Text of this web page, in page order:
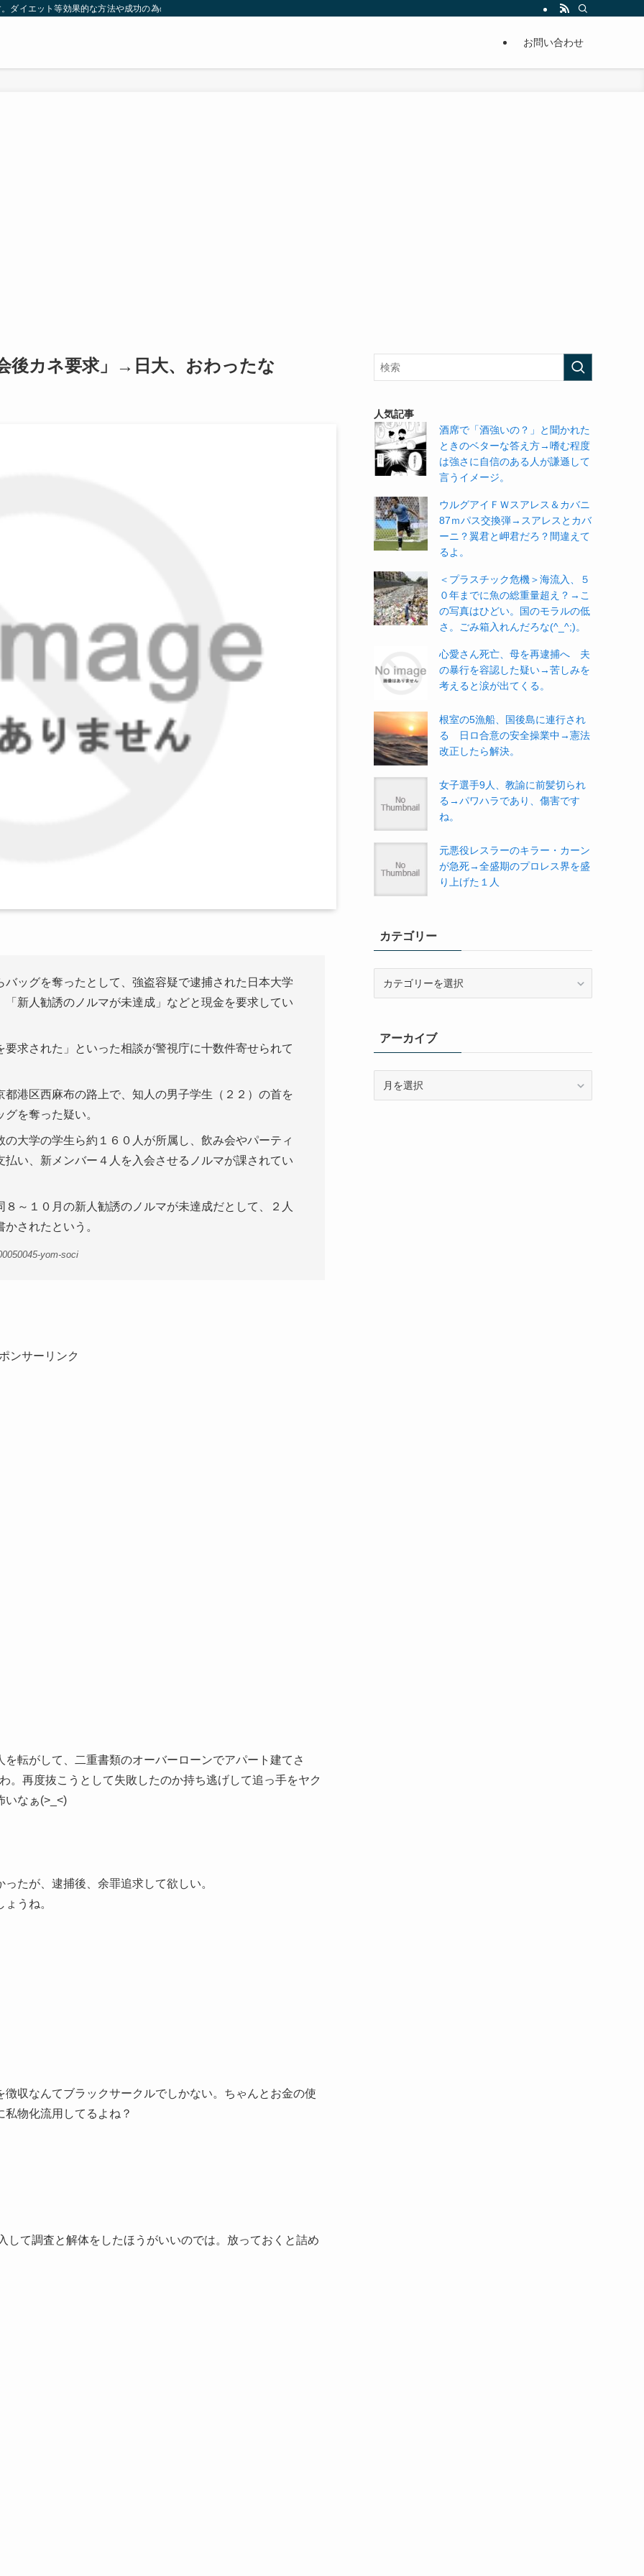
ダイエット等効果的な方法や成功の為の秘訣等。太ったり悩んでいる方々が簡単に痩せることが出来るように分かりやすくまとめています。
お問い合わせ
後カネ要求」→日大、おわったな
ッグを奪ったとして、強盗容疑で逮捕された日本大学
新人勧誘のノルマが未達成」などと現金を要求してい
求された」といった相談が警視庁に十数件寄せられて
港区西麻布の路上で、知人の男子学生（２２）の首を
を奪った疑い。
大学の学生ら約１６０人が所属し、飲み会やパーティ
い、新メンバー４人を入会させるノルマが課されてい
～１０月の新人勧誘のノルマが未達成だとして、２人
されたという。
yom-soci
ンサーリンク
転がして、二重書類のオーバーローンでアパート建てさ
。再度抜こうとして失敗したのか持ち逃げして追っ手をヤク
いなぁ(>_<)
たが、逮捕後、余罪追求して欲しい。
うね。
収なんてブラックサークルでしかない。ちゃんとお金の使
物化流用してるよね？
て調査と解体をしたほうがいいのでは。放っておくと詰め
人気記事
酒席で「酒強いの？」と聞かれた
ときのベターな答え方→嗜む程度
は強さに自信のある人が謙遜して
言うイメージ。
ウルグアイＦＷスアレス＆カバニ
87ｍパス交換弾→スアレスとカバ
ーニ？翼君と岬君だろ？間違えて
るよ。
＜プラスチック危機＞海流入、５
０年までに魚の総重量超え？→こ
の写真はひどい。国のモラルの低
さ。ごみ箱入れんだろな(^_^;)。
心愛さん死亡、母を再逮捕へ 夫
の暴行を容認した疑い→苦しみを
考えると涙が出てくる。
根室の5漁船、国後島に連行され
る 日ロ合意の安全操業中→憲法
改正したら解決。
女子選手9人、教諭に前髪切られ
る→パワハラであり、傷害です
ね。
元悪役レスラーのキラー・カーン
が急死→全盛期のプロレス界を盛
り上げた１人
カテゴリー
ーアーカイブ